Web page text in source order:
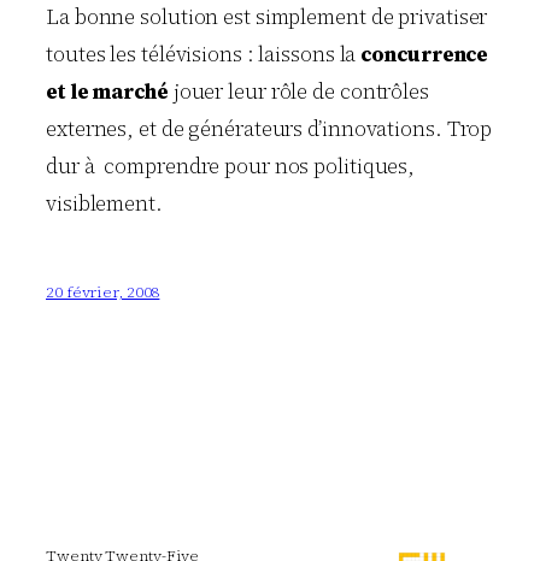
La bonne solution est simplement de privatiser
toutes les télévisions : laissons la concurrence
et le marché jouer leur rôle de contrôles
externes, et de générateurs d’innovations. Trop
dur à comprendre pour nos politiques,
visiblement.
20 février, 2008
Twenty Twenty-Five